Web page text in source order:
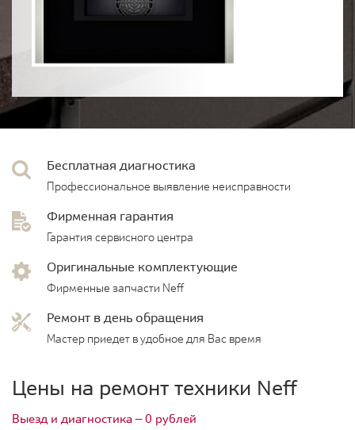
Бесплатная диагностика
Профессиональное выявление неисправности
Фирменная гарантия
Гарантия сервисного центра
Оригинальные комплектующие
Фирменные запчасти Neff
Ремонт в день обращения
Мастер приедет в удобное для Вас время
Цены на ремонт техники Neff
Выезд и диагностика — 0 рублей